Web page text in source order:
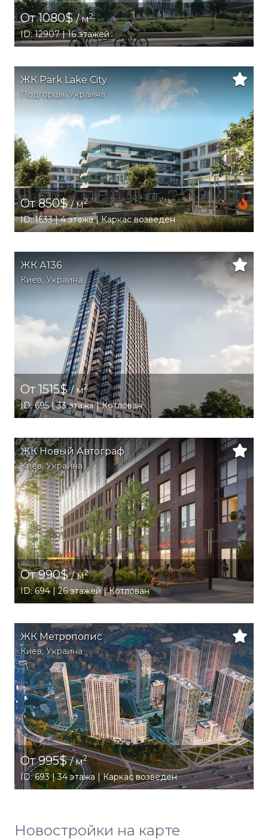
От 1080$/ м2
ID: 12907 | 16 этажей
ЖК Park Lake City
Подгорцы,Украина
От 850$/ м2
ID: 1633 | 4 этажа | Каркас возведен
ЖК А136
Киев, Украина
От 1515$/ м2
ID: 695 | 33 этажа | Котлован
ЖК Новый Автограф
Киев,Украина
От 990$/ м2
ID: 694 | 26 этажей | Котлован
ЖК Метрополис
Киев,Украина
От 995$/ м2
ID: 693 | 34 этажа | Каркас возведен
Новостройки на карте